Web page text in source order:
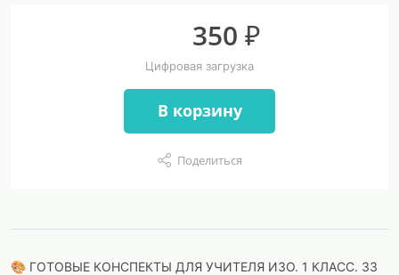
350 ₽
Цифровая загрузка
В корзину
Поделиться
🎨 ГОТОВЫЕ КОНСПЕКТЫ ДЛЯ УЧИТЕЛЯ ИЗО. 1 КЛАСС. 33